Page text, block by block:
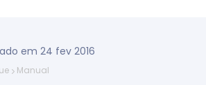
em 24 fev 2016
Manual